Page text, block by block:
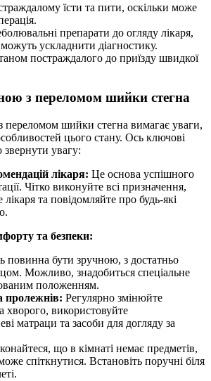
їсти та пити, оскільки може
препарати до огляду лікаря,
ускладнити діагностику.
постраждалого до приїзду швидкої
з переломом шийки стегна
переломом шийки стегна вимагає уваги,
цього стану. Ось ключові
звернути увагу:
лікаря: Це основа успішного
Чітко виконуйте всі призначення,
лікаря та повідомляйте про будь-які
та безпеки:
повинна бути зручною, з достатньо
Можливо, знадобиться спеціальне
положенням.
пролежнів: Регулярно змінюйте
хворого, використовуйте
матраци та засоби для догляду за
що в кімнаті немає предметів,
спіткнутися. Встановіть поручні біля